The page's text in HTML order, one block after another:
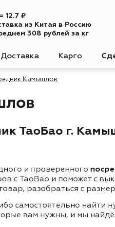
12.7 ₽
из Китая в Россию
308 рублей за кг
Доставка Карго
Камышлов
ТаоБао г.
и проверенного
с TaoBao и поможет с
разобраться с
самостоятельно найти
вам нужны, и мы